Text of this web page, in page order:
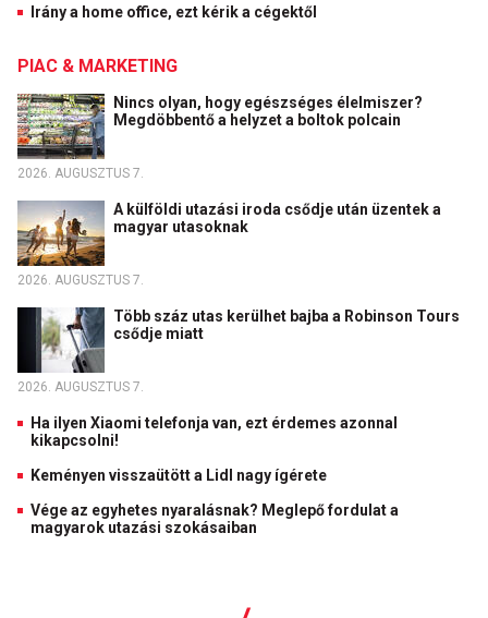
Irány a home office, ezt kérik a cégektől
PIAC & MARKETING
Nincs olyan, hogy egészséges élelmiszer?
Megdöbbentő a helyzet a boltok polcain
2026. AUGUSZTUS 7.
A külföldi utazási iroda csődje után üzentek a
magyar utasoknak
2026. AUGUSZTUS 7.
Több száz utas kerülhet bajba a Robinson Tours
csődje miatt
2026. AUGUSZTUS 7.
Ha ilyen Xiaomi telefonja van, ezt érdemes azonnal
kikapcsolni!
Keményen visszaütött a Lidl nagy ígérete
Vége az egyhetes nyaralásnak? Meglepő fordulat a
magyarok utazási szokásaiban